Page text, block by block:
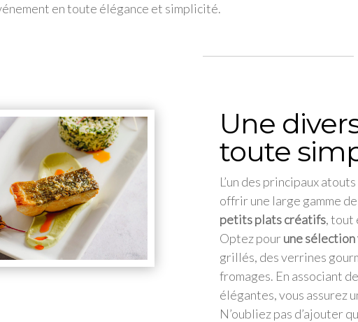
en toute élégance et simplicité.
Une
toute
L’un des principaux
offrir une large gamme
petits plats créatifs, tout
Optez pourune
grillés, des verrines
fromages. En associant
élégantes, vous assurez
N’oubliez pas d’ajouter